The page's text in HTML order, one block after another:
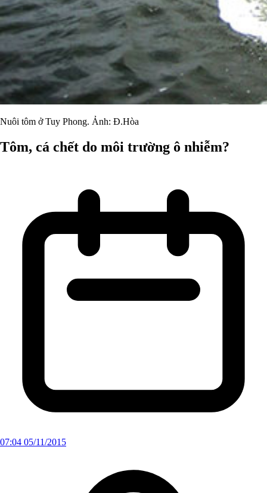
Nuôi tôm ở Tuy Phong. Ảnh: Đ.Hòa
Tôm, cá chết do môi trường ô nhiễm?
07:04 05/11/2015